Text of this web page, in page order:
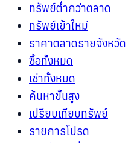
ทรัพย์ต่ำกว่าตลาด
ทรัพย์เข้าใหม่
ราคาตลาดรายจังหวัด
ซื้อทั้งหมด
เช่าทั้งหมด
ค้นหาขั้นสูง
เปรียบเทียบทรัพย์
รายการโปรด